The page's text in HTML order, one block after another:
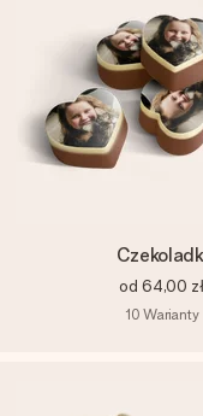
od 64,00
10 Warianty